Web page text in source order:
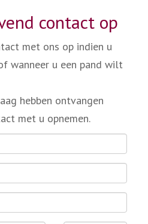
contact op
met ons op indien u
wanneer u een pand wilt
hebben ontvangen
met u opnemen.